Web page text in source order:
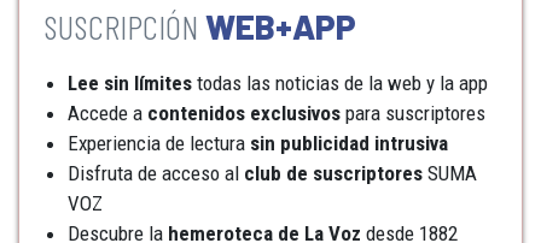
WEB+APP
Lee sin límites todas las noticias de la web y la app
Accede a contenidos exclusivos para suscriptores
Experiencia de lectura sin publicidad intrusiva
Disfruta de acceso al club de suscriptores SUMA
VOZ
Descubre la hemeroteca de La Voz desde 1882